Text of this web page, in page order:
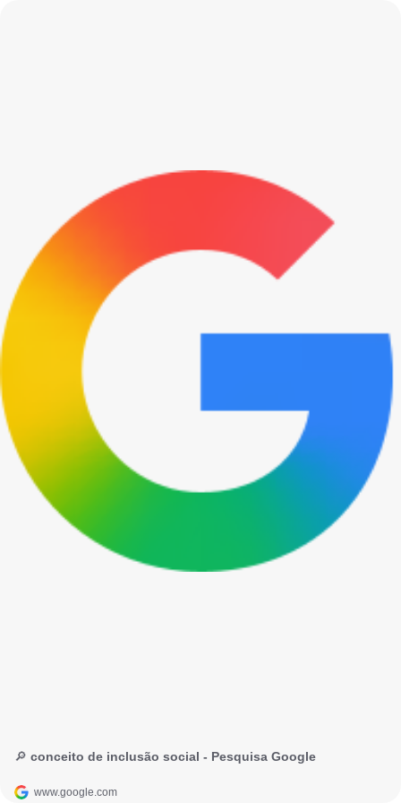
🔎 conceito de inclusão social - Pesquisa Google
www.google.com